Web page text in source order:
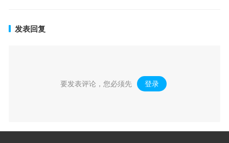
发表回复
要发表评论，您必须先 登录 。